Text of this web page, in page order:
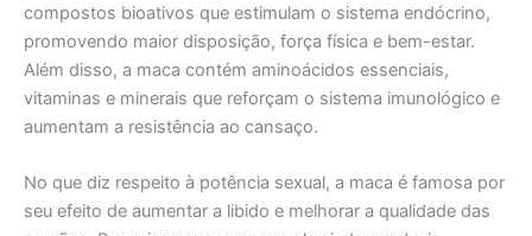
compostos bioativos que estimulam o sistema endócrino,
promovendo maior disposição, força física e bem-estar.
Além disso, a maca contém aminoácidos essenciais,
vitaminas e minerais que reforçam o sistema imunológico e
aumentam a resistência ao cansaço.
No que diz respeito à potência sexual, a maca é famosa por
seu efeito de aumentar a libido e melhorar a qualidade das